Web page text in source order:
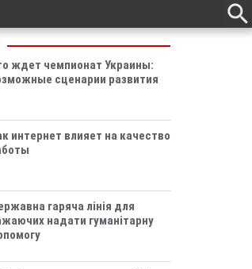
ждет чемпионат Украины:
сценарии развития
интернет влияет на качество
гаряча лінія для
надати гуманітарну